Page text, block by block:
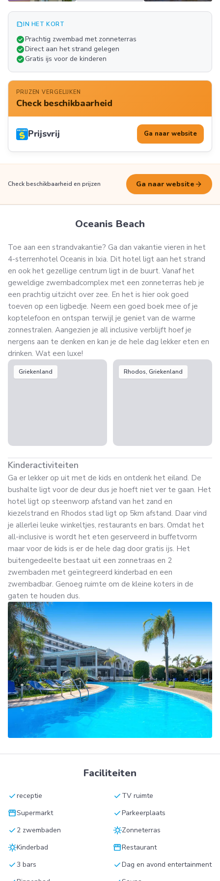
summarizeIN HET KORT
check_circlePrachtig zwembad met zonneterras
check_circleDirect aan het strand gelegen
check_circleGratis ijs voor de kinderen
PRIJZEN VERGELIJKEN
Check beschikbaarheid
Prijsvrij Ga naar website
Check beschikbaarheid en prijzen Ga naar website arrow_forward
Oceanis Beach
Toe aan een strandvakantie? Ga dan vakantie vieren in het
4-sterrenhotel Oceanis in Ixia. Dit hotel ligt aan het strand
en ook het gezellige centrum ligt in de buurt. Vanaf het
geweldige zwembadcomplex met een zonneterras heb je
een prachtig uitzicht over zee. En het is hier ook goed
toeven op een ligbedje. Neem een goed boek mee of je
koptelefoon en ontspan terwijl je geniet van de warme
zonnestralen. Aangezien je all inclusive verblijft hoef je
nergens aan te denken en kan je de hele dag lekker eten en
drinken. Wat een luxe!
Griekenland Rhodos, Griekenland
Kinderactiviteiten
Ga er lekker op uit met de kids en ontdenk het eiland. De
bushalte ligt voor de deur dus je hoeft niet ver te gaan. Het
hotel ligt op steenworp afstand van het zand en
kiezelstrand en Rhodos stad ligt op 5km afstand. Daar vind
je allerlei leuke winkeltjes, restaurants en bars. Omdat het
all-inclusive is wordt het eten geserveerd in buffetvorm
maar voor de kids is er de hele dag door gratis ijs. Het
buitengedeelte bestaat uit een zonnetraas en 2
zwembaden met geïntegreerd kinderbad en een
zwembadbar. Genoeg ruimte om de kleine koters in de
gaten te houden dus.
Faciliteiten
checkreceptie check TV ruimte
storefrontSupermarkt checkParkeerplaats
check 2 zwembaden sunnyZonneterras
sunnyKinderbad storefrontRestaurant
check3 bars checkDag en avond entertainment